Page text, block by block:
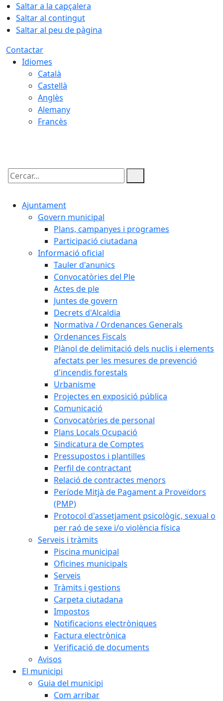
Saltar a la capçalera
Saltar al contingut
Saltar al peu de pàgina
Contactar
Idiomes
Català
Castellà
Anglès
Alemany
Francès
Cercar:
Ajuntament
Govern municipal
Plans, campanyes i programes
Participació ciutadana
Informació oficial
Tauler d'anunics
Convocatòries del Ple
Actes de ple
Juntes de govern
Decrets d'Alcaldia
Normativa / Ordenances Generals
Ordenances Fiscals
Plànol de delimitació dels nuclis i elements
afectats per les mesures de prevenció
d'incendis forestals
Urbanisme
Projectes en exposició pública
Comunicació
Convocatòries de personal
Plans Locals Ocupació
Sindicatura de Comptes
Pressupostos i plantilles
Perfil de contractant
Relació de contractes menors
Període Mitjà de Pagament a Proveïdors
(PMP)
Protocol d'assetjament psicològic, sexual o
per raó de sexe i/o violència física
Serveis i tràmits
Piscina municipal
Oficines municipals
Serveis
Tràmits i gestions
Carpeta ciutadana
Impostos
Notificacions electròniques
Factura electrònica
Verificació de documents
Avisos
El municipi
Guia del municipi
Com arribar